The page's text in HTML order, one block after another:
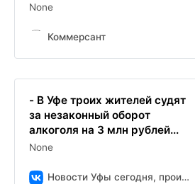
None
Коммерсант
- В Уфе троих жителей судят
за незаконный оборот
алкоголя на 3 млн рублей...
None
Новости Уфы сегодня, происшествия, ЧП и ДТП